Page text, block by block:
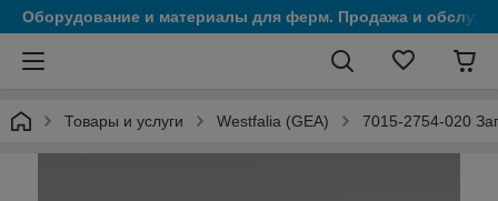
Оборудование и материалы для ферм. Продажа и
Товары и услуги Westfalia (GEA) 7015-2754-020